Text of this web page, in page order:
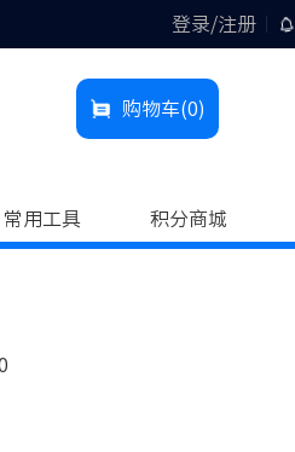
登录/注册
购物车(0)
常用工具 积分商城